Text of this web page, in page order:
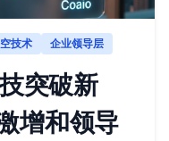
技术 企业领导层
突破新
增和领导